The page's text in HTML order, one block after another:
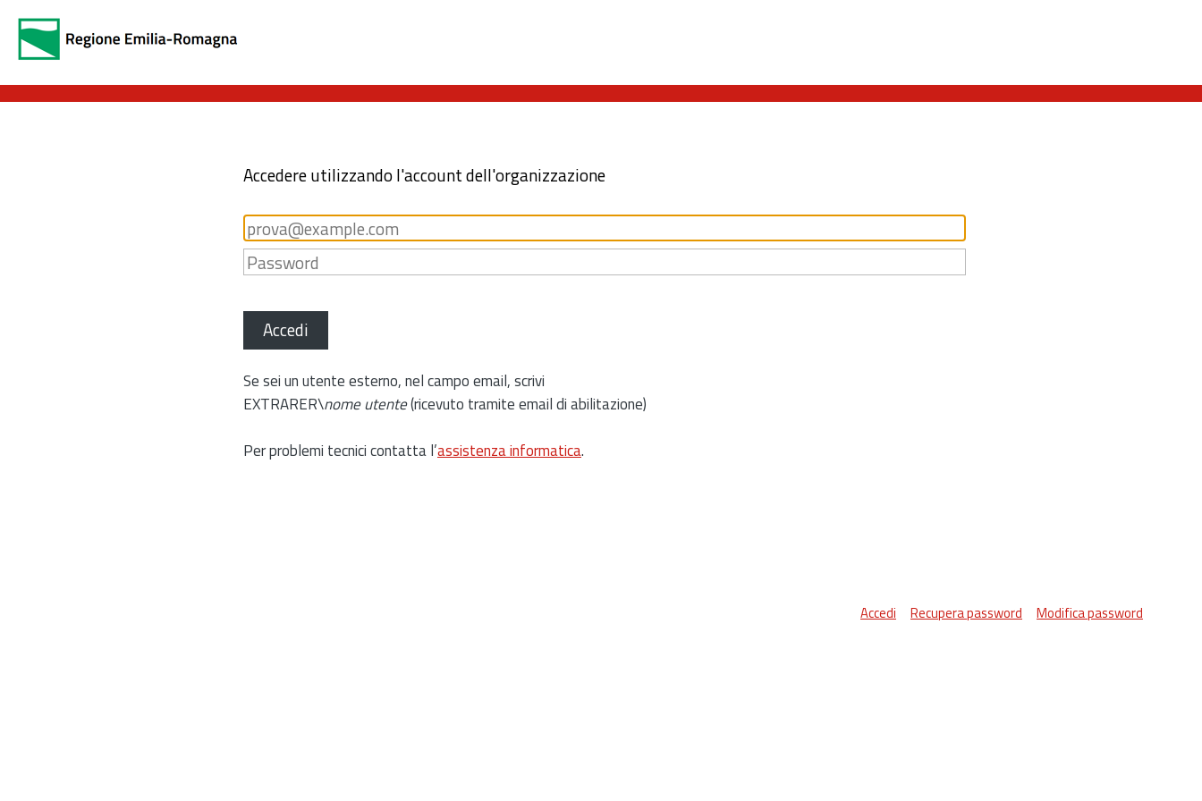
Accedere utilizzando l'account dell'organizzazione
Accedi
Se sei un utente esterno, nel campo email, scrivi
EXTRARER\nome utente(ricevuto tramite email di abilitazione)
Per problemi tecnici contatta l’assistenza informatica.
Accedi Recupera password Modifica password